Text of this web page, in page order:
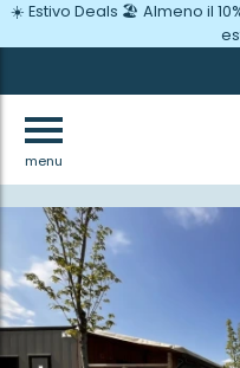
menu
☀️ Estivo Deals 🏖️ Almeno il